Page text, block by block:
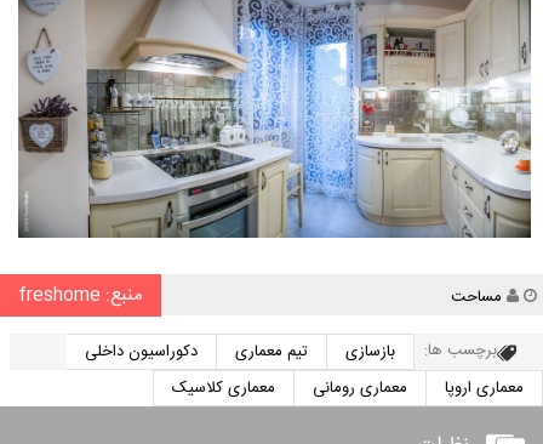
نویسنده
مساحت منبع: freshome
برچسب ها: بازسازی تیم معماری
دکوراسیون داخلی
معماری اروپا
معماری رومانی معماری کلاسیک